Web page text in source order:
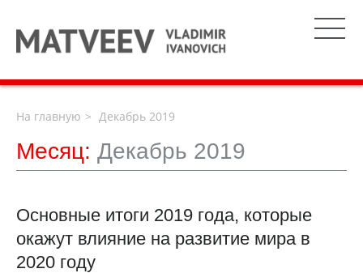
На главную Декабрь 2019
Месяц: Декабрь 2019
Основные итоги 2019 года, которые
окажут влияние на развитие мира в
2020 году